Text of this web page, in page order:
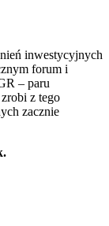
inwestycyjnych
forum i
– paru
z tego
zacznie